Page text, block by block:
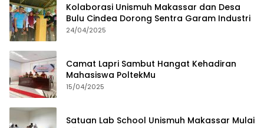
Kolaborasi Unismuh Makassar dan Desa
Bulu Cindea Dorong Sentra Garam Industri
24/04/2025
Camat Lapri Sambut Hangat Kehadiran
Mahasiswa PoltekMu
15/04/2025
Satuan Lab School Unismuh Makassar Mulai